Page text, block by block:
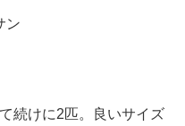
続けに2匹。良いサイズ